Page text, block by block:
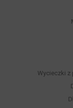
Wycieczki z